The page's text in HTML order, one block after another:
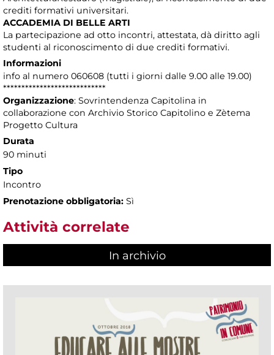
crediti formativi universitari.
ACCADEMIA DI BELLE ARTI
La partecipazione ad otto incontri, attestata, dà diritto agli
studenti al riconoscimento di due crediti formativi.
Informazioni
info al numero 060608 (tutti i giorni dalle 9.00 alle 19.00)
****************************
Organizzazione: Sovrintendenza Capitolina in
collaborazione con Archivio Storico Capitolino e Zètema
Progetto Cultura
Durata
90 minuti
Tipo
Incontro
Prenotazione obbligatoria: Sì
Attività correlate
In archivio